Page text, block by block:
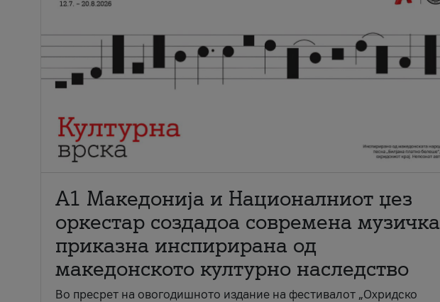
А1 Македонија и Националниот џез
оркестар создадоа современа музичка
приказна инспирирана од
македонското културно наследство
Во пресрет на овогодишното издание на фестивалот „Охридско